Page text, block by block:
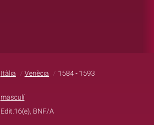
Itàlia Venècia 1584 - 1593
masculí
Edit.16(e), BNF/A